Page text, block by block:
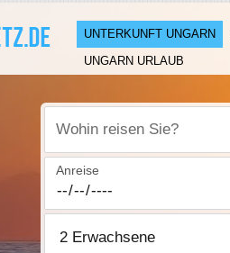
UNTERKUNFT UNGARN
UNGARN URLAUB
Wohin reisen Sie?
Anreise